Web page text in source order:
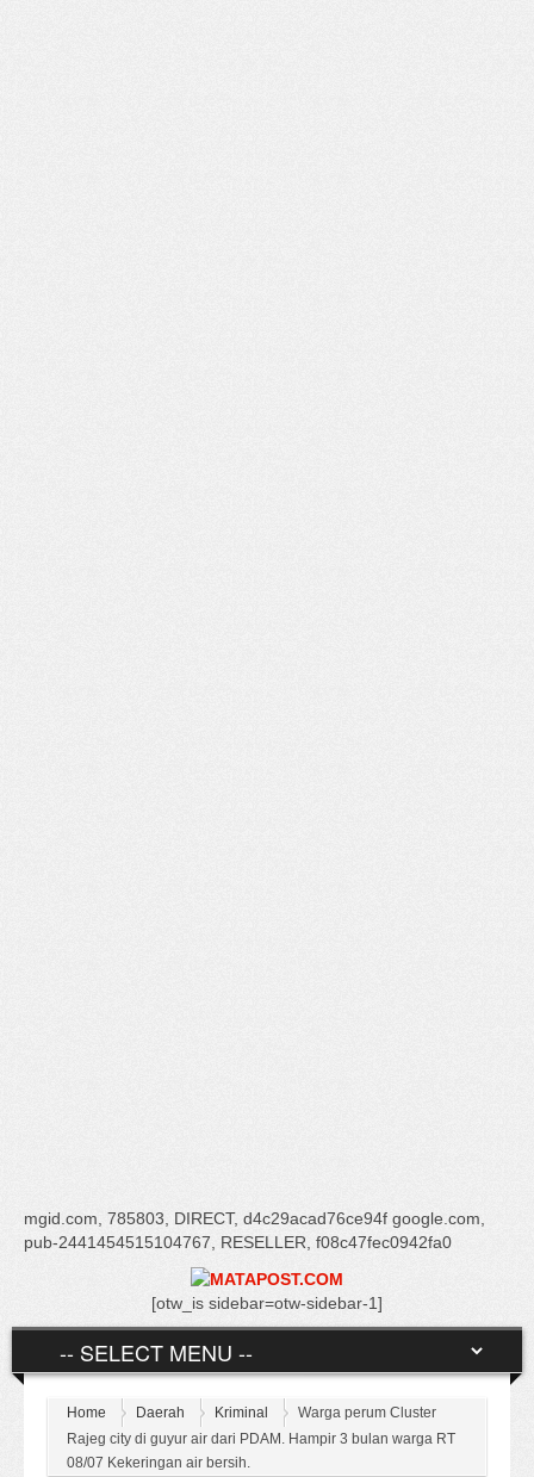
mgid.com, 785803, DIRECT, d4c29acad76ce94f google.com,
pub-2441454515104767, RESELLER, f08c47fec0942fa0
[otw_is sidebar=otw-sidebar-1]
Home Daerah Kriminal
Warga perum Cluster
Rajeg city di guyur air dari PDAM. Hampir 3 bulan warga RT
08/07 Kekeringan air bersih.